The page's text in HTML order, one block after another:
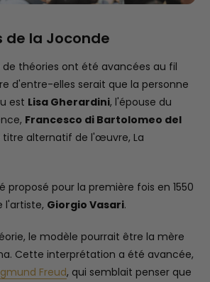
de la Joconde
théories ont été avancées au fil
d'entre-elles serait que la personne
est Lisa Gherardini, l'épouse du
Francesco di Bartolomeo del
titre alternatif de l'œuvre, La
pour la première fois en 1550
l'artiste, Giorgio Vasari.
le modèle pourrait être la mère
Cette interprétation a été avancée,
Freud, qui semblait penser que